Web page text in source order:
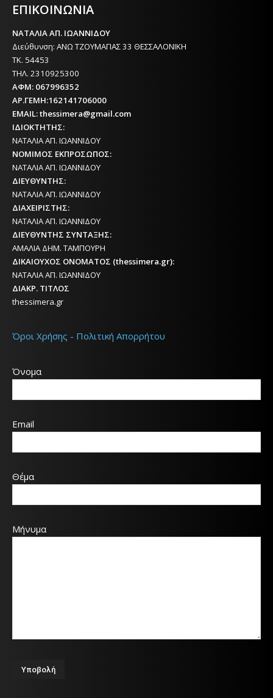
ΕΠΙΚΟΙΝΩΝΙΑ
ΝΑΤΑΛΙΑ ΑΠ. ΙΩΑΝΝΙΔΟΥ
Διεύθυνση: ΑΝΩ ΤΖΟΥΜΑΓΙΑΣ 33 ΘΕΣΣΑΛΟΝΙΚΗ
ΤΚ. 54453
ΤΗΛ. 2310925300
ΑΦΜ: 067996352
ΑΡ.ΓΕΜΗ:162141706000
EMAIL: thessimera@gmail.com
ΙΔΙΟΚΤΗΤΗΣ:
ΝΑΤΑΛΙΑ ΑΠ. ΙΩΑΝΝΙΔΟΥ
ΝΟΜΙΜΟΣ ΕΚΠΡΟΣΩΠΟΣ:
ΝΑΤΑΛΙΑ ΑΠ. ΙΩΑΝΝΙΔΟΥ
ΔΙΕΥΘΥΝΤΗΣ:
ΝΑΤΑΛΙΑ ΑΠ. ΙΩΑΝΝΙΔΟΥ
ΔΙΑΧΕΙΡΙΣΤΗΣ:
ΝΑΤΑΛΙΑ ΑΠ. ΙΩΑΝΝΙΔΟΥ
ΔΙΕΥΘΥΝΤΗΣ ΣΥΝΤΑΞΗΣ:
ΑΜΑΛΙΑ ΔΗΜ. ΤΑΜΠΟΥΡΗ
ΔΙΚΑΙΟΥΧΟΣ ΟΝΟΜΑΤΟΣ (thessimera.gr):
ΝΑΤΑΛΙΑ ΑΠ. ΙΩΑΝΝΙΔΟΥ
ΔΙΑΚΡ. ΤΙΤΛΟΣ
thessimera.gr
Όροι Χρήσης - Πολιτική Απορρήτου
Όνομα
Email
Θέμα
Μήνυμα